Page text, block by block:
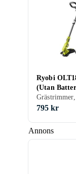
Annons
Ryobi
(Utan
795 kr